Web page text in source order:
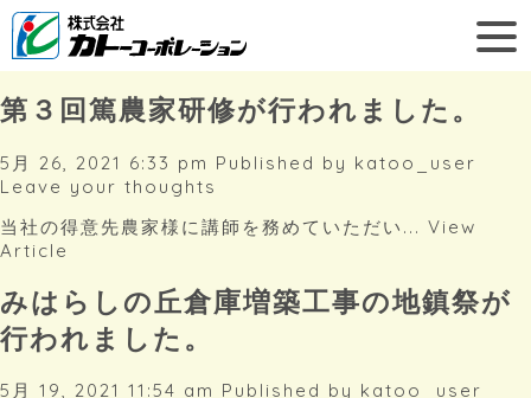
Archives
第３回篤農家研修が行われました。
5月 26, 2021 6:33 pm Published by katoo_user
Leave your thoughts
当社の得意先農家様に講師を務めていただい... View
Article
みはらしの丘倉庫増築工事の地鎮祭が
行われました。
5月 19, 2021 11:54 am Published by katoo_user